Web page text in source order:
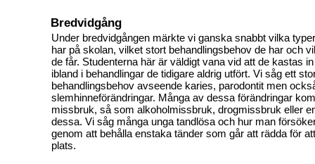
Bredvidgång
Under bredvidgången märkte vi ganska snabbt vilka
har på skolan, vilket stort behandlingsbehov de har och
de får. Studenterna här är väldigt vana vid att de kastas
ibland i behandlingar de tidigare aldrig utfört. Vi såg ett
behandlingsbehov avseende karies, parodontit men
slemhinneförändringar. Många av dessa förändringar
missbruk, så som alkoholmissbruk, drogmissbruk eller
dessa. Vi såg många unga tandlösa och hur man
genom att behålla enstaka tänder som går att rädda för
plats.